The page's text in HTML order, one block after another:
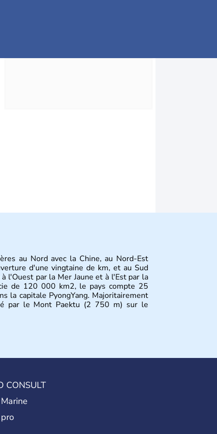
au Nord avec la Chine, au Nord-Est
d'une vingtaine de km, et au Sud
l'Ouest par la Mer Jaune et à l'Est par la
de 120 000 km2, le pays compte 25
la capitale PyongYang. Majoritairement
par le Mont Paektu (2 750 m) sur le
CONSULT